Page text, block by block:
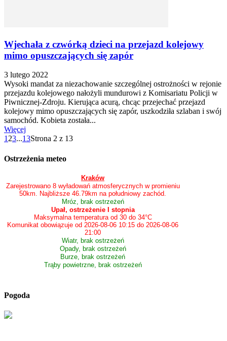
Wjechała z czwórką dzieci na przejazd kolejowy
mimo opuszczających się zapór
3 lutego 2022
Wysoki mandat za niezachowanie szczególnej ostrożności w rejonie
przejazdu kolejowego nałożyli mundurowi z Komisariatu Policji w
Piwnicznej-Zdroju. Kierująca acurą, chcąc przejechać przejazd
kolejowy mimo opuszczających się zapór, uszkodziła szlaban i swój
samochód. Kobieta została...
Więcej
1 23...13Strona 2 z 13
Ostrzeżenia meteo
Kraków
Zarejestrowano 8 wyładowań atmosferycznych w promieniu
50km. Najbliższe 46.79km na południowy zachód.
Mróz, brak ostrzeżeń
Upał, ostrzeżenie I stopnia
Maksymalna temperatura od 30 do 34°C
Komunikat obowiązuje od 2026-08-06 10:15 do 2026-08-06
21:00
Wiatr, brak ostrzeżeń
Opady, brak ostrzeżeń
Burze, brak ostrzeżeń
Trąby powietrzne, brak ostrzeżeń
Pogoda